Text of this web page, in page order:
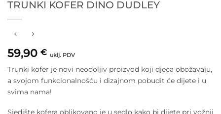
TRUNKI KOFER DINO DUDLEY
59,90 € uklj. PDV
Trunki kofer je novi neodoljiv proizvod koji djeca obožavaju,
a svojom funkcionalnošću i dizajnom pobudit će dijete i u
svima nama!